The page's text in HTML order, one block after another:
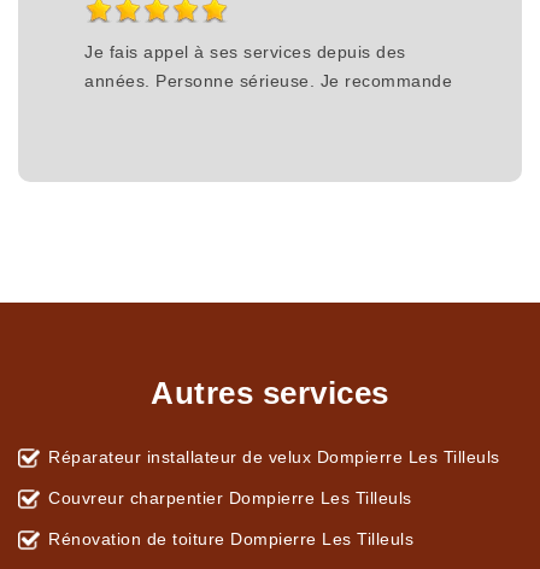
Je fais appel à ses services depuis des
années. Personne sérieuse. Je recommande
Autres services
Réparateur installateur de velux Dompierre Les Tilleuls
Couvreur charpentier Dompierre Les Tilleuls
Rénovation de toiture Dompierre Les Tilleuls